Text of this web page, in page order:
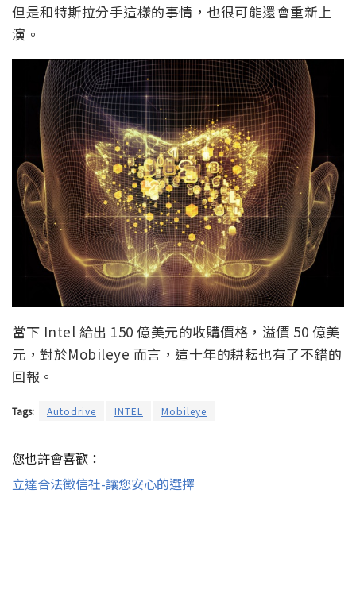
但是和特斯拉分手這樣的事情，也很可能還會重新上
演。
當下 Intel 給出 150 億美元的收購價格，溢價 50 億美
元，對於Mobileye 而言，這十年的耕耘也有了不錯的
回報。
Tags: Autodrive INTEL Mobileye
您也許會喜歡：
立達合法徵信社-讓您安心的選擇